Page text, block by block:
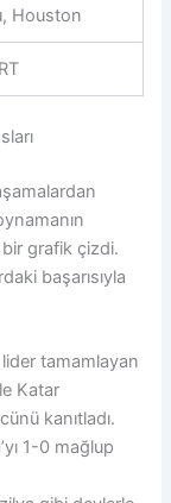
Houston
bir grafik çizdi.
başarısıyla
lider tamamlayan
Katar
kanıtladı.
1-0 mağlup